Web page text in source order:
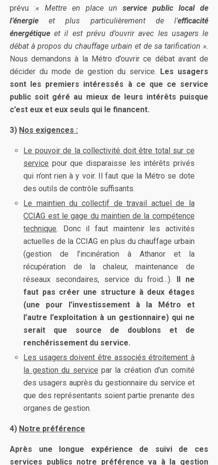
prévu :« Mettre en place unservice public local de
l’énergieet plus particulièrement de l’efficacité
énergétique et il est prévu d’ouvrir avec les usagers le
débat à propos du chauffage urbain et de sa tarification ».
Nous demandons à la Métro d’ouvrir ce débat avant de
décider du mode de gestion du service. Les usagers
sont les premiers intéressés à ce que ce service
public soit géré au mieux de leurs intérêts puisque
c’est eux et eux seuls qui le financent.
3) Nos exigences :
Le pouvoir de la collectivité doit être total sur ce
service pour que disparaisse les intérêts privés
qui n’ont rien à y voir. Il faut que la Métro se dote
des outils de contrôle suffisants.
Le maintien du collectif de travail actuel de la
CCIAG est le gage du maintien de la compétence
technique. Donc il faut maintenir les activités
actuelles de la CCIAG en plus du chauffage urbain
(gestion de l’incinération à Athanor et la
récupération de la chaleur, maintenance de
réseaux secondaires, service du froid…).
Il ne
faut pas créer une structure à deux étages
(une pour l’investissement à la Métro et
l’autre l’exploitation à un gestionnaire) qui ne
serait que source de doublons et de
renchérissement du service.
Les usagers doivent être associés étroitement à
la gestion du service par la création d’un comité
des usagers auprès du gestionnaire du service et
que des représentants soient partie prenante des
organes de gestion.
4) Notre préférence
Après une longue expérience de suivi de ces
services publics notre préférence va à la gestion